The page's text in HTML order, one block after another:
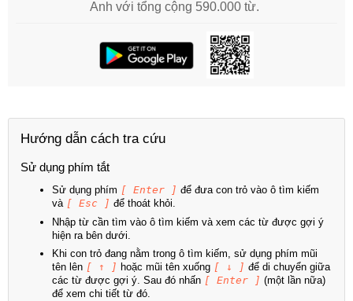
Anh với tổng cộng 590.000 từ.
Hướng dẫn cách tra cứu
Sử dụng phím tắt
Sử dụng phím [ Enter ] để đưa con trỏ vào ô tìm kiếm
và [ Esc ] để thoát khỏi.
Nhập từ cần tìm vào ô tìm kiếm và xem các từ được gợi ý
hiện ra bên dưới.
Khi con trỏ đang nằm trong ô tìm kiếm, sử dụng phím mũi
tên lên [ ↑ ] hoặc mũi tên xuống [ ↓ ] để di chuyển giữa
các từ được gợi ý. Sau đó nhấn [ Enter ] (một lần nữa)
để xem chi tiết từ đó.